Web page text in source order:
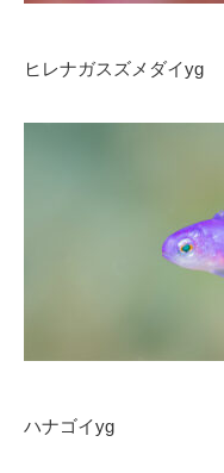
ヒレナガスズメダイyg
ハナゴイyg